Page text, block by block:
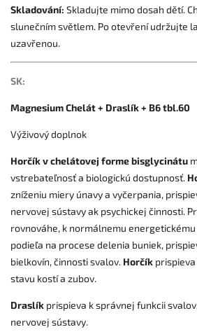
Skladování: Skladujte mimo dosah dětí.
slunečním světlem. Po otevření udržujte
uzavřenou.
SK:
Magnesium Chelát + Draslík + B6 tbl.60
Výživový doplnok
Horčík v chelátovej formebisglycinátu
vstrebateľnosť a biologickú dostupnosť.
zníženiu miery únavy a vyčerpania,
nervovej sústavy ak psychickej činnosti.
rovnováhe, k normálnemu
podieľa na procese delenia buniek,
bielkovín, činnosti svalov. Horčík
stavu kostí a zubov.
Draslík prispieva k správnej funkcii
nervovej sústavy.